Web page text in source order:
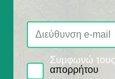
Συμφωνώ τους
απορρήτου